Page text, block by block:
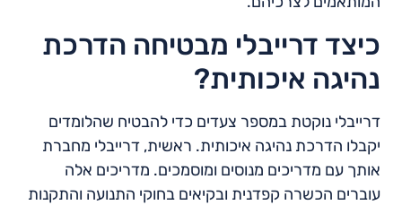
כיצד דרייבלי מבטיחה הדרכת
נהיגה איכותית?
דרייבלי נוקטת במספר צעדים כדי להבטיח שהלומדים
יקבלו הדרכת נהיגה איכותית. ראשית, דרייבלי מחברת
אותך עם מדריכים מנוסים ומוסמכים. מדריכים אלה
עוברים הכשרה קפדנית ובקיאים בחוקי התנועה והתקנות